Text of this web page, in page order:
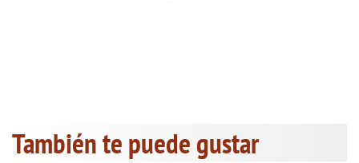
También te puede gustar